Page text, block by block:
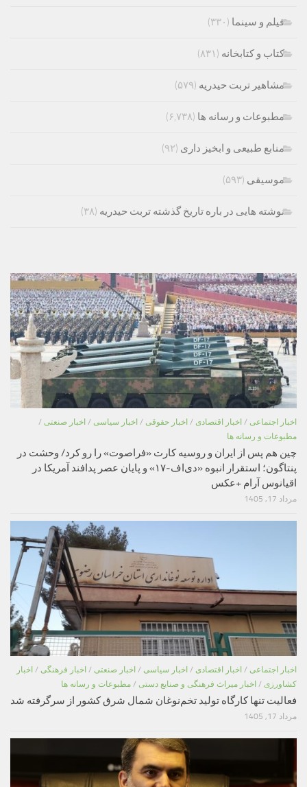
فیلم و سینما (۳۳۰)
کتاب و کتابخانه (۸۳۱)
مشاهیر تربت حیدریه (۵۷۹)
مطبوعات و رسانه ها (۶,۷۳۸)
منابع طبیعی و ابخیز داری (۹۲)
موسیقی (۵۹۳)
نوشته هایی در باره تاریخ گذشته تربت حیدریه (۳۸)
اخبار اجتماعی / اخبار اقتصادی / اخبار حقوقی / اخبار سیاسی / اخبار صنعتی /
مطبوعات و رسانه ها
چین هم پس از ایران و روسیه کارت «فراصوت» را رو کرد/ وحشت در
پنتاگون؛ استقرار انبوه «دی‌اف‑۱۷» و پایان عصر پدافند آمریکا در
اقیانوس آرام +عکس
مرداد 17, 1405
اخبار اجتماعی / اخبار اقتصادی / اخبار سیاسی / اخبار صنعتی / اخبار فرهنگی / اخبار
کشاورزی / اخبار میراث فرهنگی و صنایع دستی / مطبوعات و رسانه ها
فعالیت تنها کارگاه تولید تخم‌نوغان شمال شرق کشور از سرگرفته شد
مرداد 17, 1405